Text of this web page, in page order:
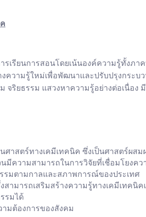
เรียนการสอนโดยเน้นองค์ความรู้ทั้งภา
วามรู้ใหม่เพื่อพัฒนาและปรับปรุงกระบ
ริยธรรม แสวงหาความรู้อย่างต่อเนื่อง
สตร์ทางเคมีเทคนิค ซึ่งเป็นศาสตร์ผสม
มีความสามารถในการวิจัยที่เชื่อมโยงค
มตามกาลและสภาพการณ์ของประเทศ
ามารถเสริมสร้างความรู้ทางเคมีเทคนิ
รมได้
ต้องการของสังคม